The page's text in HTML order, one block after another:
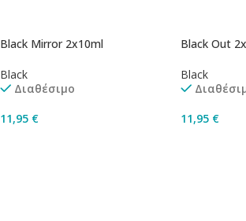
Black Mirror 2x10ml
Black
Διαθέσιμο
11,95 €
Black Out
Black
11,95 €